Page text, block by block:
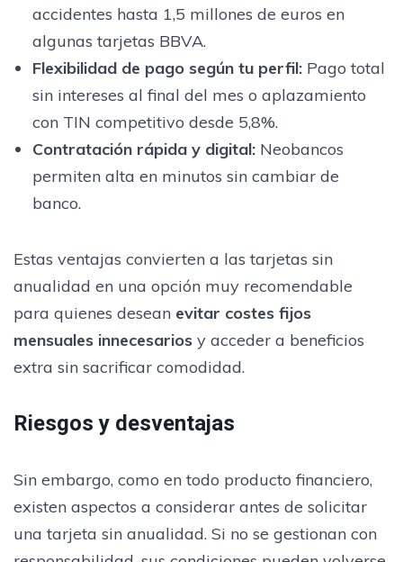
accidentes hasta 1,5 millones de euros en
algunas tarjetas BBVA.
Flexibilidad de pago según tu perfil:Pago total
sin intereses al final del mes o aplazamiento
con TIN competitivo desde 5,8%.
Contratación rápida y digital:Neobancos
permiten alta en minutos sin cambiar de
banco.
Estas ventajas convierten a las tarjetas sin
anualidad en una opción muy recomendable
para quienes desean evitar costes fijos
mensuales innecesarios y acceder a beneficios
extra sin sacrificar comodidad.
Riesgos y desventajas
Sin embargo, como en todo producto financiero,
existen aspectos a considerar antes de solicitar
una tarjeta sin anualidad. Si no se gestionan con